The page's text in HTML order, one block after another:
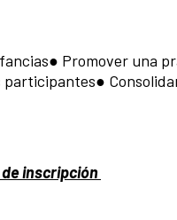
Promover una
inscripción